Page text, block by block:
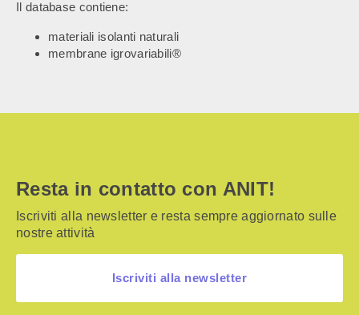
Il database contiene:
materiali isolanti naturali
membrane igrovariabili®
Resta in contatto con ANIT!
Iscriviti alla newsletter e resta sempre aggiornato sulle
nostre attività
Iscriviti alla newsletter